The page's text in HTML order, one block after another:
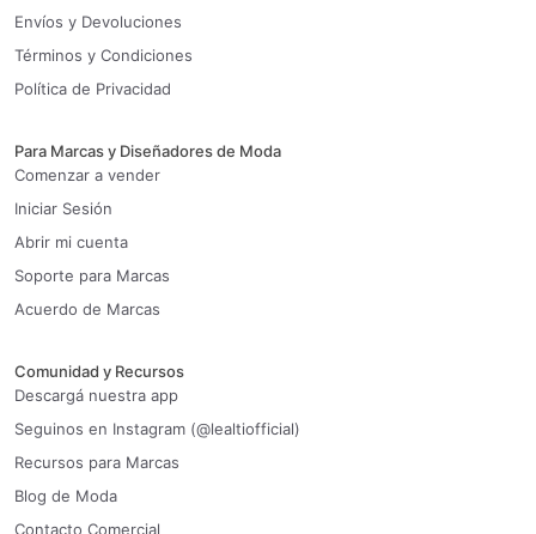
Envíos y Devoluciones
Términos y Condiciones
Política de Privacidad
Para Marcas y Diseñadores de Moda
Comenzar a vender
Iniciar Sesión
Abrir mi cuenta
Soporte para Marcas
Acuerdo de Marcas
Comunidad y Recursos
Descargá nuestra app
Seguinos en Instagram (@lealtiofficial)
Recursos para Marcas
Blog de Moda
Contacto Comercial